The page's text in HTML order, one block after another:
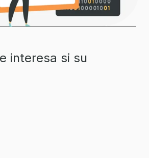
interesa si su